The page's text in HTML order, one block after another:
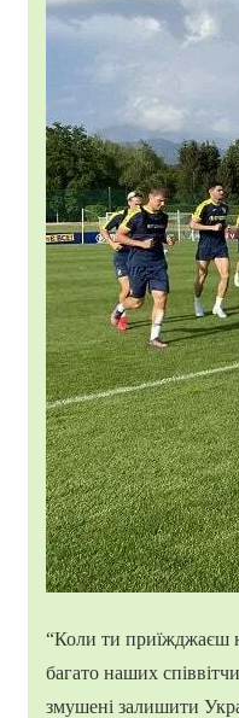
“Коли ти приїжджаєш
багато наших
змушені залишити